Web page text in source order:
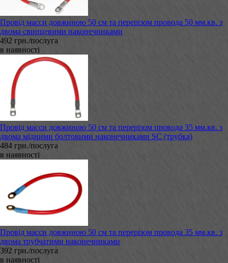
Провід масси довжиною 50 см та перерізом провода 50 мм.кв. з
двома свинцевими наконечниками
492 грн./послуга
в наявності
Провід масси довжиною 50 см та перерізом провода 35 мм.кв. з
двома мідними болтовими наконечниками SC (трубка)
484 грн./послуга
в наявності
Провід масси довжиною 50 см та перерізом провода 35 мм.кв. з
двома трубчатими наконечниками
392 грн./послуга
в наявності